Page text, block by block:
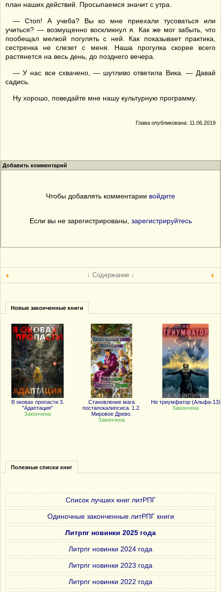
план наших действий. Просыпаемся значит с утра.
— Стоп! А учеба? Вы ко мне приехали тусоваться или
учиться? — возмущенно воскликнул я. Как же мог забыть, что
пообещал мелкой погулять с ней. Как показывает практика,
сестренка не слезет с меня. Наша прогулка скорее всего
растянется на весь день, до позднего вечера.
— У нас все схвачено, — шутливо ответила Вика. — Давай
садись.
Ну хорошо, поведайте мне нашу культурную программу.
Глава опубликована: 11.06.2019
Добавить комментарий
Чтобы добавлять комментарии войдите
Если вы не зарегистрированы, зарегистрируйтесь
↓ Содержание ↓
Новые законченные книги
В оковах пропасти 3.
"Адаптация"
Закончена
Становление мага
постапокалипсиса. 1.2.
Мировое Древо.
Закончена
Не триумфатор (Альфа-13)
Закончена
Полезные списки книг
Список лучших книг литРПГ
Одиночные законченные литРПГ книги
Литрпг новинки 2025 года
Литрпг новинки 2024 года
Литрпг новинки 2023 года
Литрпг новинки 2022 года